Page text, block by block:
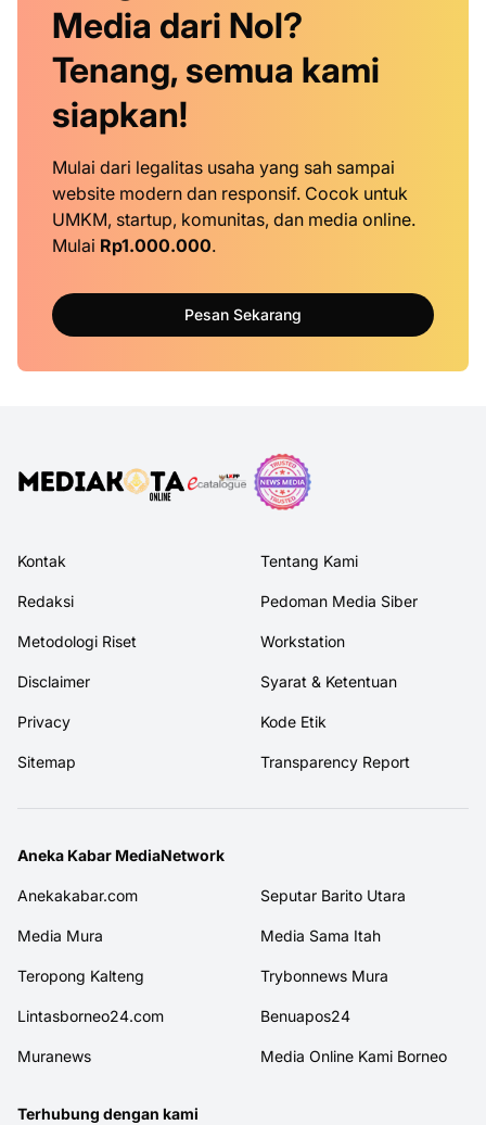
Media dari Nol?
Tenang, semua kami
siapkan!
Mulai dari legalitas usaha yang sah sampai
website modern dan responsif. Cocok untuk
UMKM, startup, komunitas, dan media online.
Mulai Rp1.000.000.
Pesan Sekarang
Kontak Tentang Kami
Redaksi Pedoman Media Siber
Metodologi Riset Workstation
Disclaimer Syarat & Ketentuan
Privacy Kode Etik
Sitemap Transparency Report
Aneka Kabar MediaNetwork
Anekakabar.com Seputar Barito Utara
Media Mura Media Sama Itah
Teropong Kalteng Trybonnews Mura
Lintasborneo24.com Benuapos24
Muranews Media Online Kami Borneo
Terhubung dengan kami